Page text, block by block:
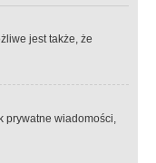
jest także, że
prywatne wiadomości,